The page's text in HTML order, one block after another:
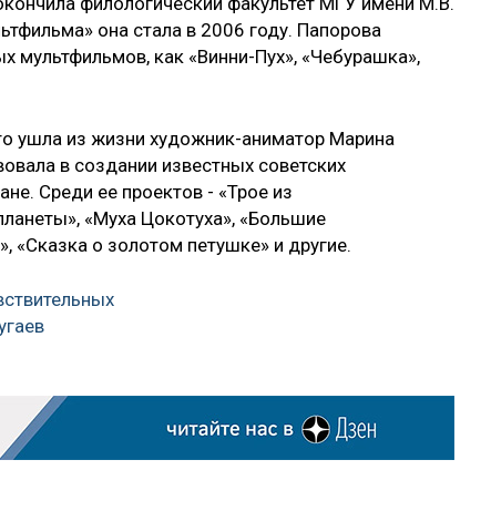
она стала в 2006 году. Папорова
мультфильмов, как «Винни-Пух», «Чебурашка»,
ушла из жизни художник-аниматор Марина
в создании известных советских
Среди ее проектов - «Трое из
«Муха Цокотуха», «Большие
«Сказка о золотом петушке» и другие.